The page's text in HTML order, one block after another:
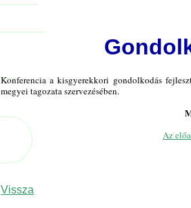
Konferencia a kisgyerekkori gondolkodás
megyei tagozata szervezésében.
Az
Vissza